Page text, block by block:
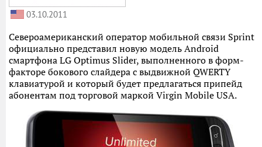
03.10.2011
Североамериканский оператор мобильной связи Sprint
официально представил новую модель Android
смартфона LG Optimus Slider, выполненного в форм-
факторе бокового слайдера с выдвижной QWERTY
клавиатурой и который будет предлагаться припейд
абонентам под торговой маркой Virgin Mobile USA.